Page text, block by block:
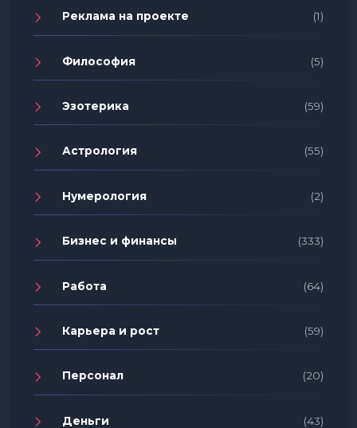
Реклама на проекте (1)
Философия (5)
Эзотерика (59)
Астрология (55)
Нумерология (2)
Бизнес и финансы (333)
Работа (64)
Карьера и рост (59)
Персонал (20)
Деньги (43)